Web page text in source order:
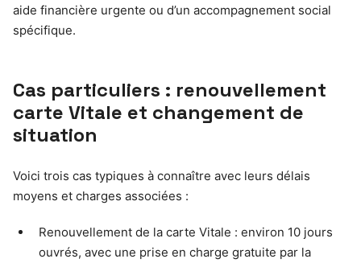
aide financière urgente ou d’un accompagnement social
spécifique.
Cas particuliers : renouvellement
carte Vitale et changement de
situation
Voici trois cas typiques à connaître avec leurs délais
moyens et charges associées :
Renouvellement de la carte Vitale : environ 10 jours
ouvrés, avec une prise en charge gratuite par la